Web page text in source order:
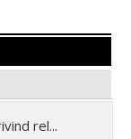
rel...